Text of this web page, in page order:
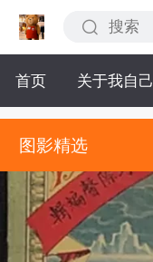
首页 关于我自己
图影精选